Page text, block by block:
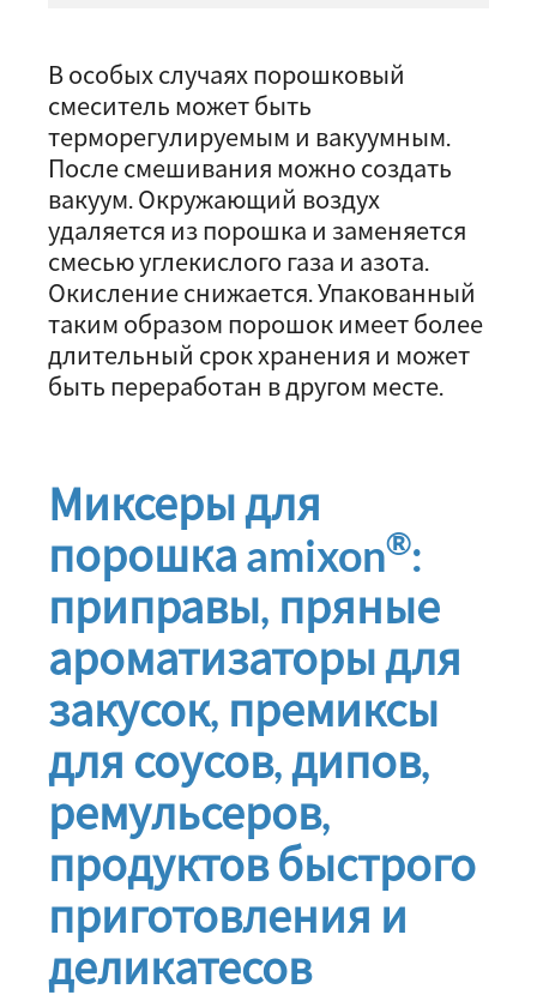
В особых случаях порошковый
смеситель может быть
терморегулируемым и вакуумным.
После смешивания можно создать
вакуум. Окружающий воздух
удаляется из порошка и заменяется
смесью углекислого газа и азота.
Окисление снижается. Упакованный
таким образом порошок имеет более
длительный срок хранения и может
быть переработан в другом месте.
Миксеры для
порошка amixon®:
приправы, пряные
ароматизаторы для
закусок, премиксы
для соусов, дипов,
ремульсеров,
продуктов быстрого
приготовления и
деликатесов